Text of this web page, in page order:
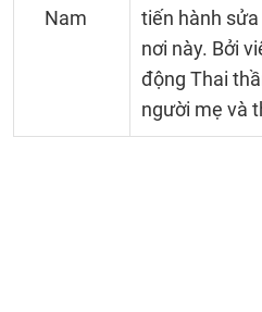
Nam
tiến hành
nơi này. Bởi
động Thai
người mẹ và